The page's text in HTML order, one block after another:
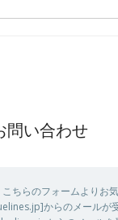
問い合わせ
ちらのフォームよりお
からのメールが